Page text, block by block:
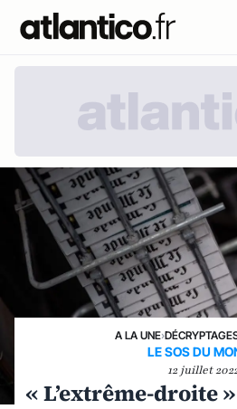
A LA UNE›
LE SOS DU
12 juillet
« L’extrême-droite